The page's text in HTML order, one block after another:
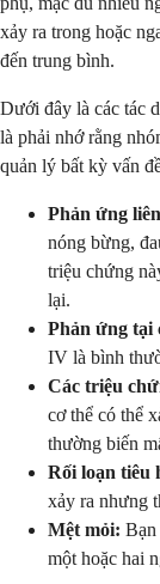
xảy ra trong hoặc
đến trung bình.
Dưới đây là các tác
là phải nhớ rằng
quản lý bất kỳ vấn
Phản ứng
nóng bừng,
triệu chứng
lại.
Phản ứng tại
IV là bình
Các triệu
cơ thể có thể
thường biến
Rối loạn tiêu
xảy ra nhưng
Mệt mỏi: Bạn
một hoặc hai